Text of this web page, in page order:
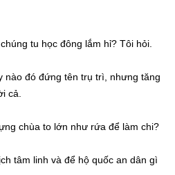
tu học đông lắm hỉ? Tôi hỏi.
nào đó đứng tên trụ trì, nhưng tăng
cả.
chùa to lớn như rứa để làm chi?
tâm linh và để hộ quốc an dân gì